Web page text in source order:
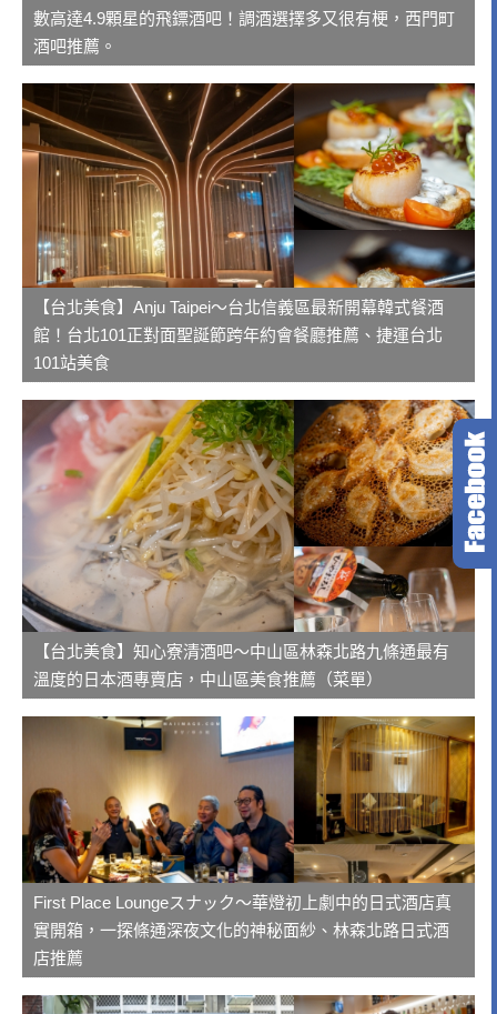
數高達4.9顆星的飛鏢酒吧！調酒選擇多又很有梗，西門町
酒吧推薦。
【台北美食】Anju Taipei～台北信義區最新開幕韓式餐酒
館！台北101正對面聖誕節跨年約會餐廳推薦、捷運台北
101站美食
【台北美食】知心寮清酒吧～中山區林森北路九條通最有
溫度的日本酒專賣店，中山區美食推薦（菜單）
First Place Loungeスナック～華燈初上劇中的日式酒店真
實開箱，一探條通深夜文化的神秘面紗、林森北路日式酒
店推薦